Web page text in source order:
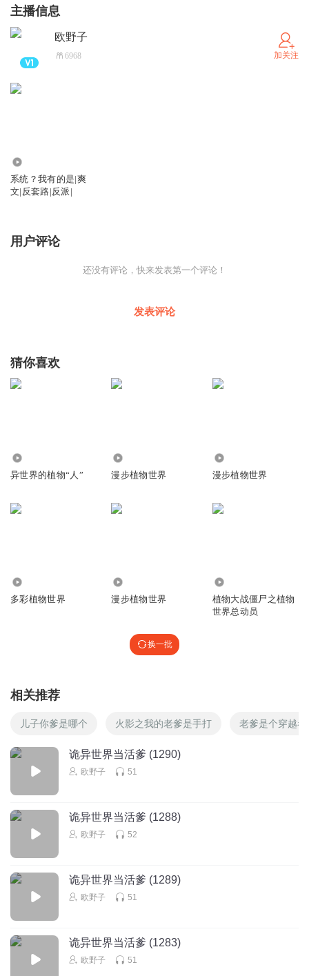
主播信息
欧野子
6968 加关注
系统？我有的是|爽
文|反套路|反派|
用户评论
还没有评论，快来发表第一个评论！
发表评论
猜你喜欢
异世界的植物“人” 漫步植物世界 漫步植物世界
多彩植物世界 漫步植物世界
植物大战僵尸之植物
世界总动员
换一批
相关推荐
儿子你爹是哪个 火影之我的老爹是手打 老爹是个穿越者
诡异世界当活爹 (1290)
欧野子 51
诡异世界当活爹 (1288)
欧野子 52
诡异世界当活爹 (1289)
欧野子 51
诡异世界当活爹 (1283)
欧野子 51